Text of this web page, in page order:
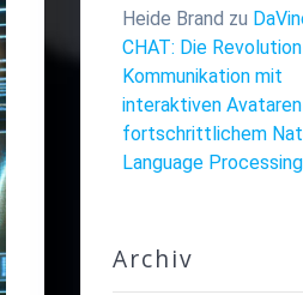
Heide Brand zu
CHAT: Die
Kommunikation mit
interaktiven
fortschrittlichem
Language Processing
Archiv